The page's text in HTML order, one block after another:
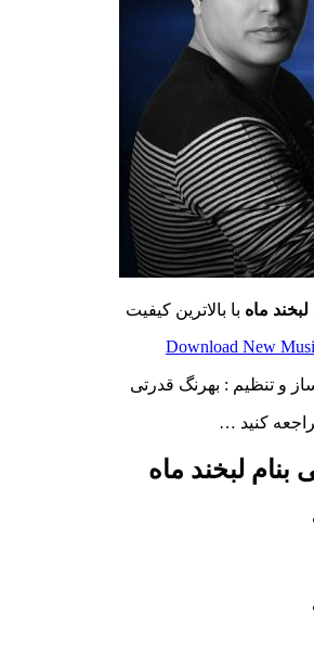
لبخند ماه با بالاترین کیفیت
Download New
و تنظیم : بهرنگ قدرتی
کنید …
لبخند ماه